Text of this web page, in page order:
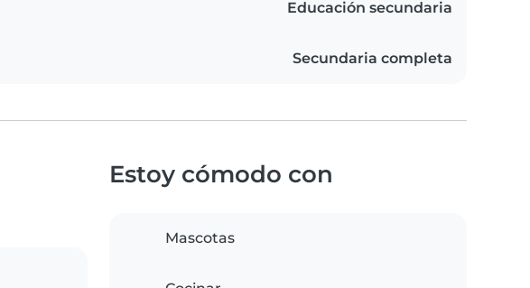
Educación secundaria
Secundaria completa
Estoy cómodo con
Mascotas